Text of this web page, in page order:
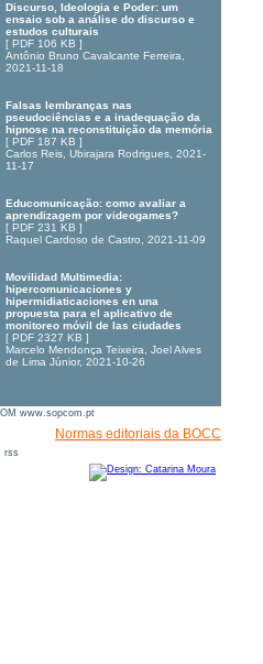
Discurso, Ideologia e Poder: um
ensaio sob a análise do discurso e
estudos culturais
[ PDF 106 KB ]
Antônio Bruno Cavalcante Ferreira
2021-11-18
Falsas lembranças nas
pseudociências e a inadequação da
hipnose na reconstituição da memória
[ PDF 187 KB ]
Carlos Reis Ubirajara Rodrigues , 2021-
11-17
Educomunicação: como avaliar a
aprendizagem por videogames?
[ PDF 231 KB ]
Raquel Cardoso de Castro , 2021-11-09
Movilidad Multimedia:
hipercomunicaciones y
hipermidiaticaciones en una
propuesta para el aplicativo de
monitoreo móvil de las ciudades
[ PDF 2327 KB ]
Marcelo Mendonça Teixeira
Joel Alves
de Lima Júnior, 2021-10-26
Normas editoriais da BOCC
rss